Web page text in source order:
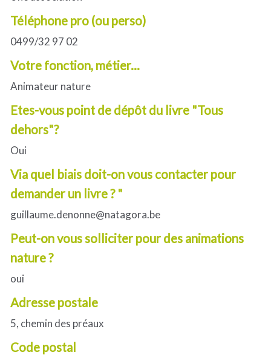
Téléphone pro (ou perso)
0499/32 97 02
Votre fonction, métier...
Animateur nature
Etes-vous point de dépôt du livre "Tous
dehors"?
Oui
Via quel biais doit-on vous contacter pour
demander un livre ? "
guillaume.denonne@natagora.be
Peut-on vous solliciter pour des animations
nature ?
oui
Adresse postale
5, chemin des préaux
Code postal